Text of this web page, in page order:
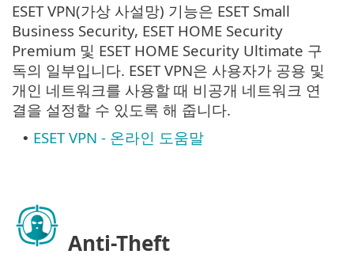
ESET VPN(가상 사설망) 기능은 ESET Small
Business Security, ESET HOME Security
Premium 및 ESET HOME Security Ultimate 구
독의 일부입니다. ESET VPN은 사용자가 공용 및
개인 네트워크를 사용할 때 비공개 네트워크 연
결을 설정할 수 있도록 해 줍니다.
• ESET VPN - 온라인 도움말
Anti-Theft